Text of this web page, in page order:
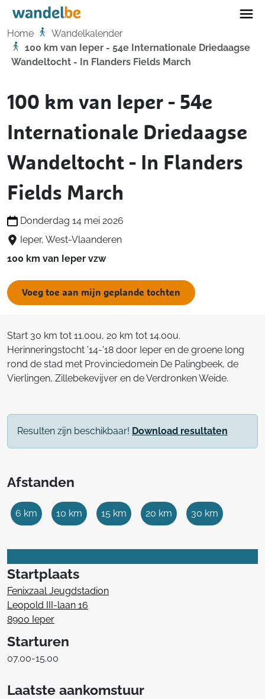
Home
Home
Wandelkalender
100 km van Ieper - 54e Internationale Driedaagse
Wandeltocht - In Flanders Fields March
100 km van Ieper - 54e
Internationale Driedaagse
Wandeltocht - In Flanders
Fields March
Donderdag 14 mei 2026
Ieper, West-Vlaanderen
100 km van Ieper vzw
Voeg toe aan mijn geplande tochten
Start 30 km tot 11.00u, 20 km tot 14.00u.
Herinneringstocht '14-'18 door Ieper en de groene long
rond de stad met Provinciedomein De Palingbeek, de
Vierlingen, Zillebekevijver en de Verdronken Weide.
Resulten zijn beschikbaar! Download resultaten
Afstanden
6 km 10 km 15 km 20 km 30 km
Startplaats
Fenixzaal Jeugdstadion
Leopold III-laan 16
8900 Ieper
Starturen
07.00-15.00
Laatste aankomstuur